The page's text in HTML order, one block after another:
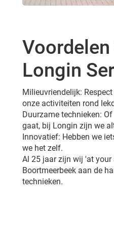
Longin
Milieuvriendelijk:
onze activiteiten rond
Duurzame technieken:
gaat, bij Longin zijn we
Innovatief: Hebben we
we het zelf.
Al 25 jaar zijn wij 'at
Boortmeerbeek aan de
technieken.